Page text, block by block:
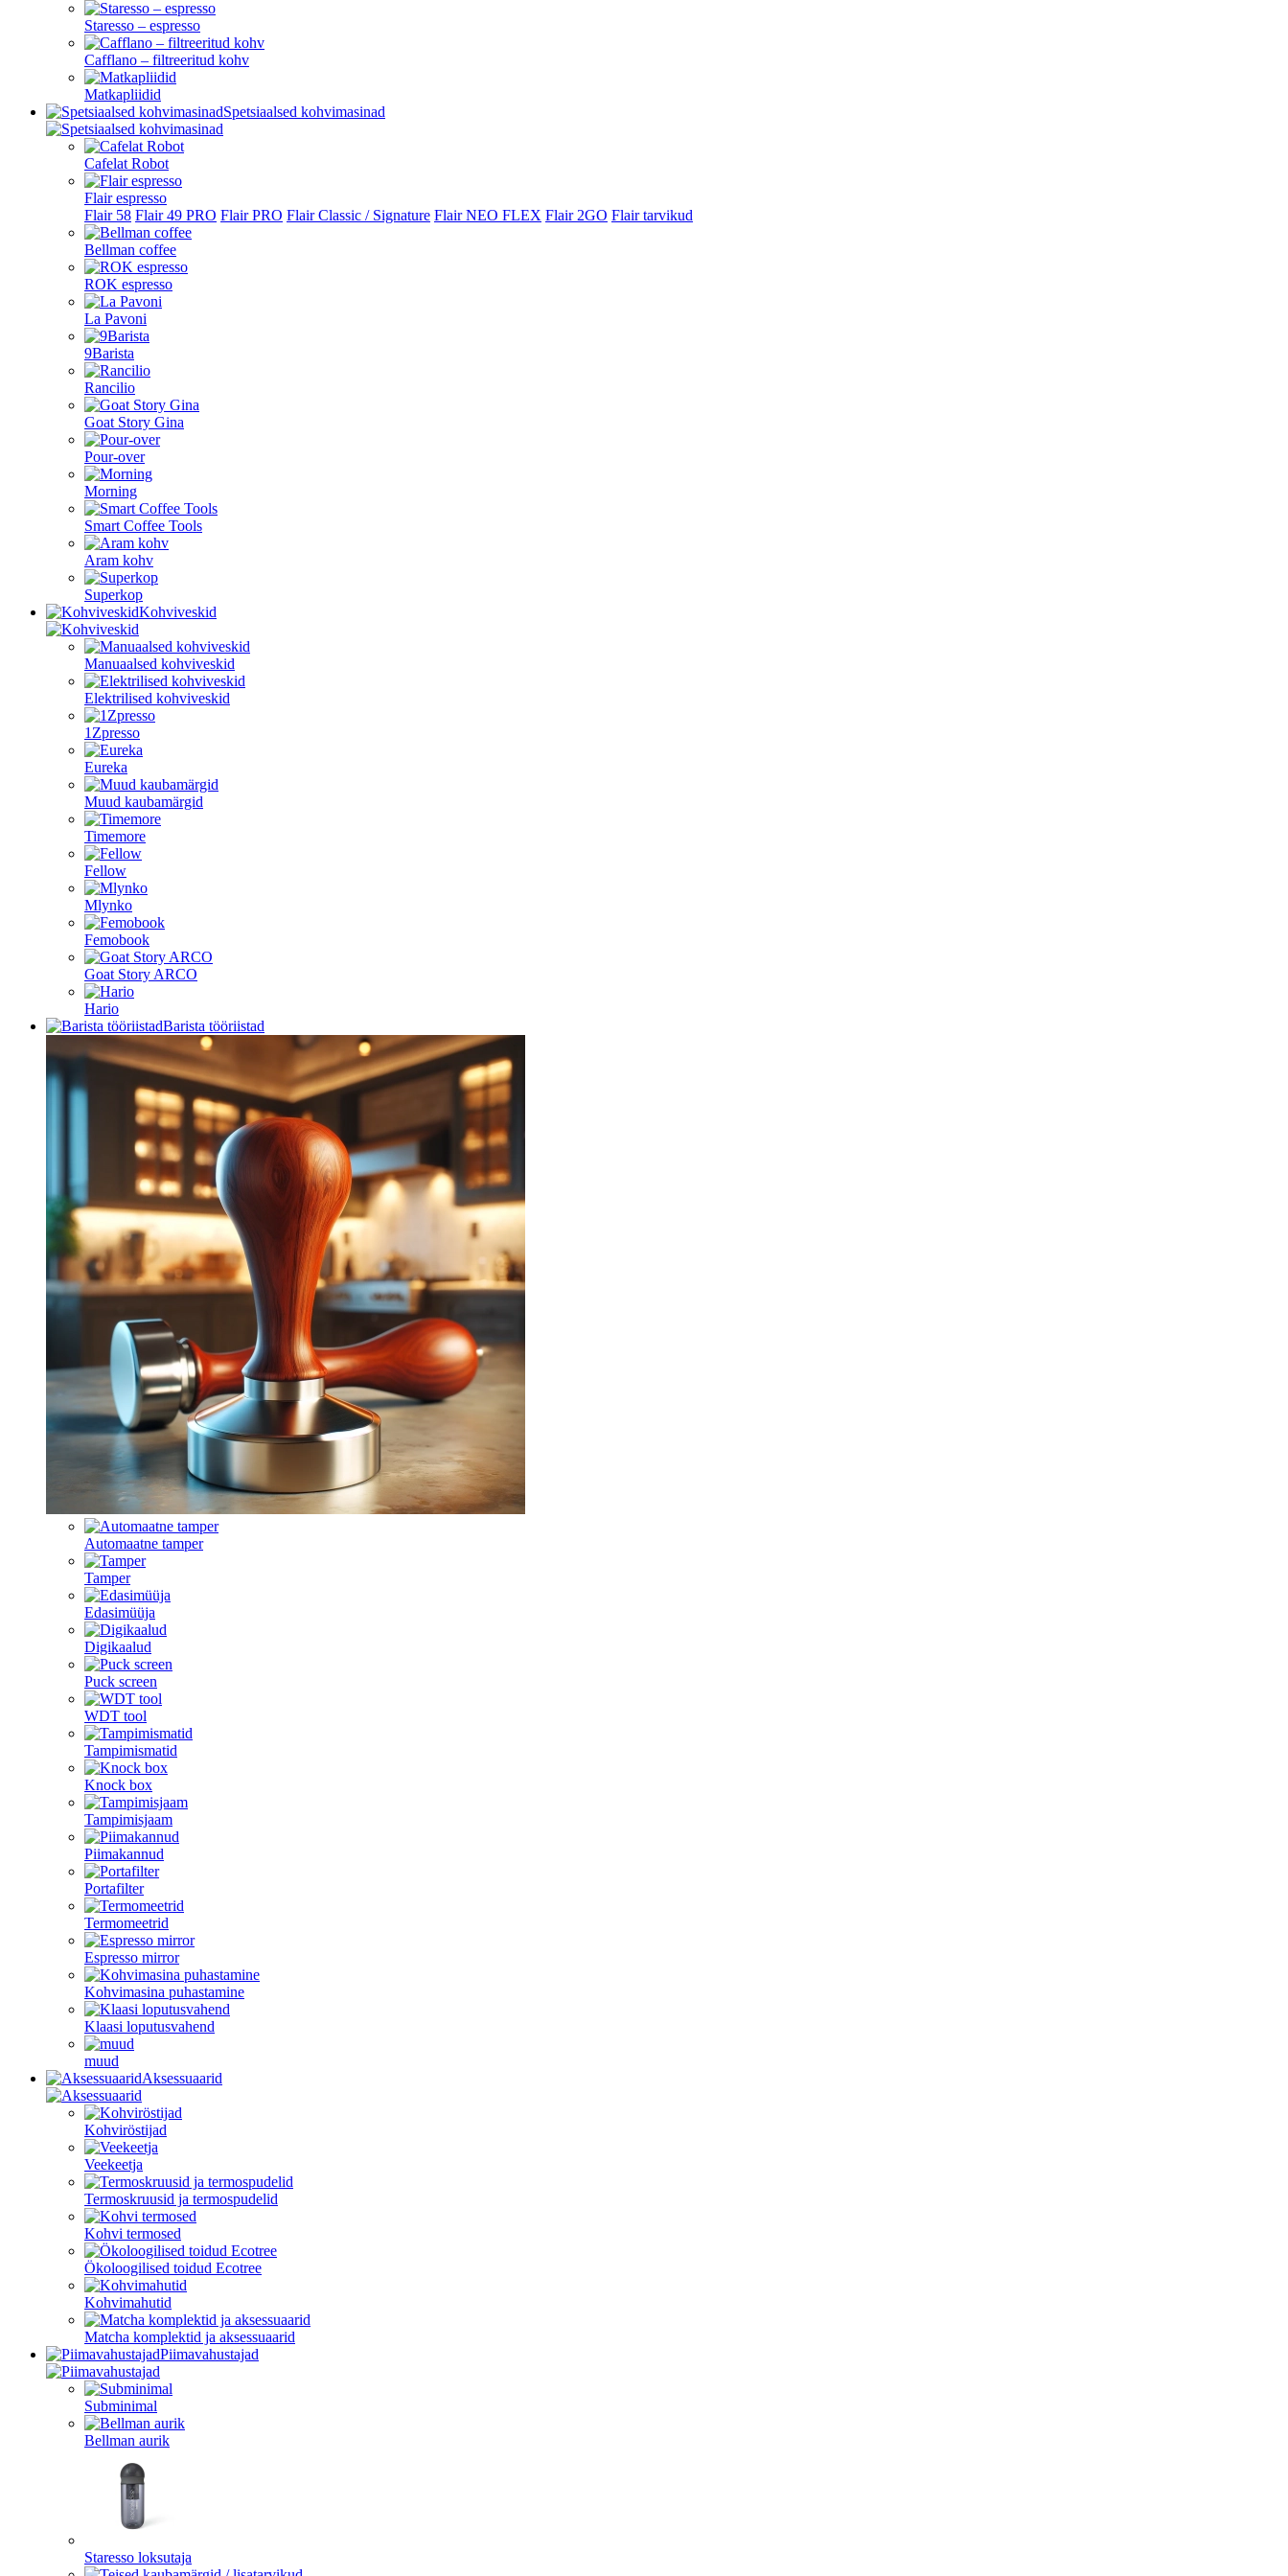
Staresso – espresso
Cafflano – filtreeritud kohv
Matkapliidid
Spetsiaalsed kohvimasinad
Cafelat Robot
Flair espresso
Flair 58 Flair 49 PRO Flair PRO Flair Classic / Signature Flair NEO FLEX Flair 2GO Flair tarvikud
Bellman coffee
ROK espresso
La Pavoni
9Barista
Rancilio
Goat Story Gina
Pour-over
Morning
Smart Coffee Tools
Aram kohv
Superkop
Kohviveskid
Manuaalsed kohviveskid
Elektrilised kohviveskid
1Zpresso
Eureka
Muud kaubamärgid
Timemore
Fellow
Mlynko
Femobook
Goat Story ARCO
Hario
Barista tööriistad
Automaatne tamper
Tamper
Edasimüüja
Digikaalud
Puck screen
WDT tool
Tampimismatid
Knock box
Tampimisjaam
Piimakannud
Portafilter
Termomeetrid
Espresso mirror
Kohvimasina puhastamine
Klaasi loputusvahend
muud
Aksessuaarid
Kohviröstijad
Veekeetja
Termoskruusid ja termospudelid
Kohvi termosed
Ökoloogilised toidud Ecotree
Kohvimahutid
Matcha komplektid ja aksessuaarid
Piimavahustajad
Subminimal
Bellman aurik
Staresso loksutaja